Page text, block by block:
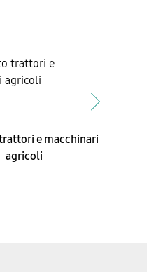
e macchinari
agricoli